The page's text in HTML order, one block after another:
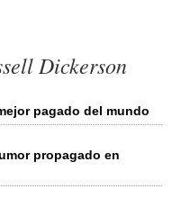
Dickerson
pagado del mundo
propagado en